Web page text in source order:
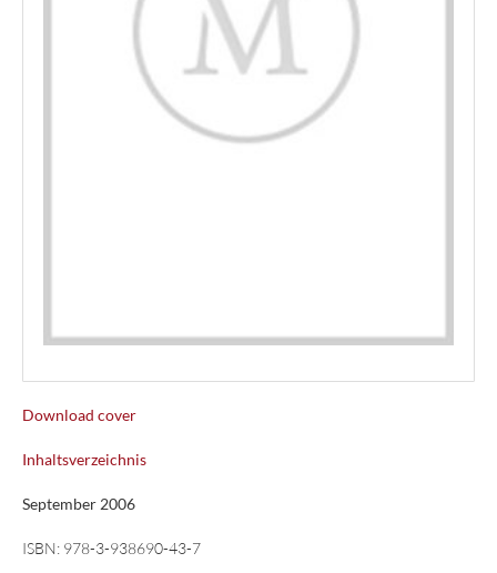
Download cover
Inhaltsverzeichnis
September 2006
ISBN: 978-3-938690-43-7